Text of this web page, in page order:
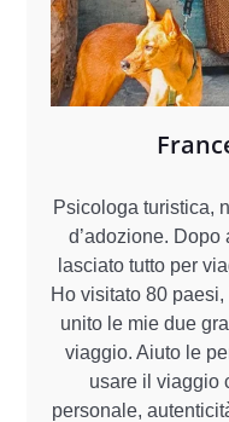
Psicologa turistica,
d’adozione.
lasciato tutto per
Ho visitato 80
unito le mie due
viaggio. Aiuto le
usare il viaggio
personale,